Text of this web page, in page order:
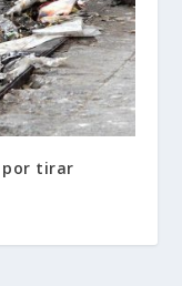
por tirar